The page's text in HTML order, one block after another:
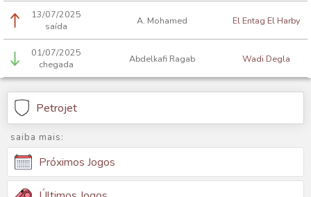
13/07/2025
saída
A. Mohamed El Entag El Harby
01/07/2025
chegada
Abdelkafi Ragab Wadi Degla
Petrojet
saiba mais:
Próximos Jogos